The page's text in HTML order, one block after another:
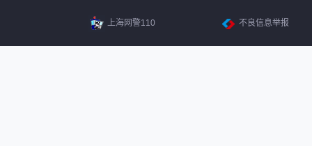
上海网警110 不良信息举报